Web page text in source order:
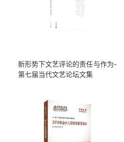
新形势下文艺评论的责任与作为-
第七届当代文艺论坛文集